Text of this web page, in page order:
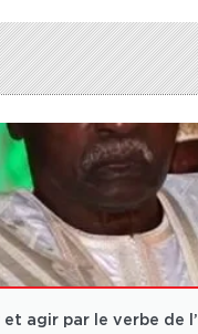
et agir par le verbe de